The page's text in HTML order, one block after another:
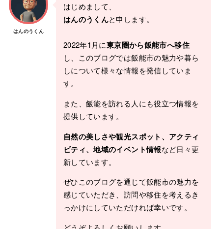
はんのうくん
はじめまして、
はんのうくんと申します。
2022年1月に東京圏から飯能市へ移住
し、このブログでは飯能市の魅力や暮ら
しについて様々な情報を発信していま
す。
また、飯能を訪れる人にも役立つ情報を
提供しています。
自然の美しさや観光スポット、アクティ
ビティ、地域のイベント情報など日々更
新しています。
ぜひこのブログを通じて飯能市の魅力を
感じていただき、訪問や移住を考えるき
っかけにしていただければ幸いです。